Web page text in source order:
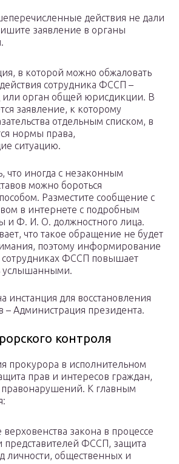
действия не дали
заявление в органы
в которой можно обжаловать
сотрудника ФССП –
или орган общей юрисдикции. В
заявление, к которому
отдельным списком, в
нормы права,
ситуацию.
что иногда с незаконным
можно бороться
Разместите сообщение с
в интернете с подробным
и Ф. И. О. должностного лица.
что такое обращение не будет
поэтому информирование
сотрудниках ФССП повышает
услышанными.
инстанция для восстановления
Администрация президента.
контроля
прокурора в исполнительном
прав и интересов граждан,
К главным
закона в процессе
представителей ФССП, защита
личности, общественных и